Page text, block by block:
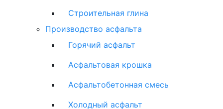
Строительная глина
Производство асфальта
Горячий асфальт
Асфальтовая крошка
Асфальтобетонная смесь
Холодный асфальт